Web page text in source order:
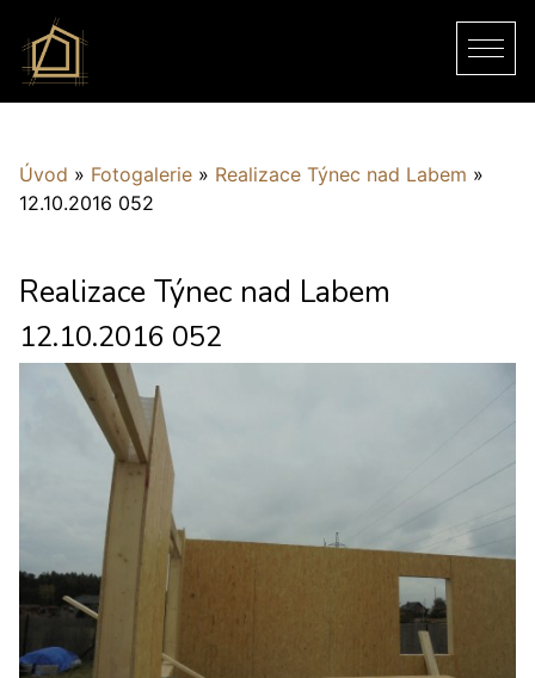
Úvod » Fotogalerie » Realizace Týnec nad Labem »
12.10.2016 052
Realizace Týnec nad Labem
12.10.2016 052